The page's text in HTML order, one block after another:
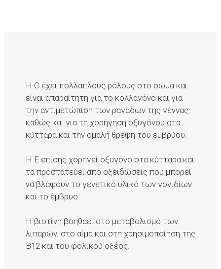
Η C έχει πολλαπλούς ρόλους στο σώμα και
είναι απαραίτητη για το κολλαγόνο και για
την αντιμετώπιση των ραγάδων της γέννας
καθώς και για τη χορήγηση οξυγόνου στα
κύτταρα και την ομαλή θρέψη του εμβρύου.
Η Ε επίσης χορηγεί οξυγόνο στα κύτταρα και
τα προστατεύει από οξειδώσεις που μπορεί
να βλάψουν το γενετικό υλικό των γονιδίων
και το έμβρυο.
Η βιοτίνη βοηθάει στο μεταβολισμό των
λιπαρών, στο αίμα και στη χρησιμοποίηση της
Β12 και του φολικού οξέος.